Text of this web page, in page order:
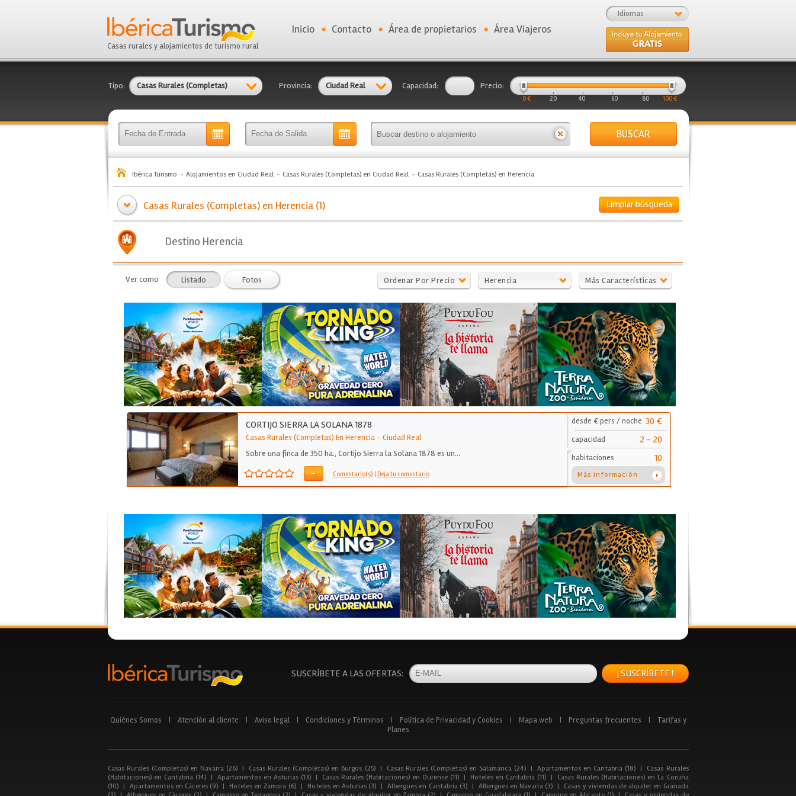
Casas rurales y alojamientos de turismo rural
Idiomas
Inicio Contacto Área de propietarios Área Viajeros
Tipo: Casas Rurales (Completas) Provincia: Ciudad Real Capacidad: Precio:
0 € 20 40 60 80 100 €
BUSCAR
Ibérica Turismo Alojamientos en Ciudad Real Casas Rurales (Completas) en Ciudad Real Casas Rurales (Completas) en Herencia
Limpiar búsqueda
Casas Rurales (Completas) en Herencia (1)
Destino Herencia
Ver como Listado Fotos Ordenar Por Precio Herencia Más Características
CORTIJO SIERRA LA SOLANA 1878
Casas Rurales (Completas) En Herencia- Ciudad Real
Sobre una finca de 350 ha., Cortijo Sierra la Solana 1878 es un…
- Comentario(s) | Deja tu comentario
desde € pers / noche 30 €
capacidad 2 - 20
habitaciones 10
Más información
SUSCRÍBETE A LAS OFERTAS: ¡ SUSCRÍBETE !
Quiénes Somos Atención al cliente Aviso legal Condiciones y Términos Política de Privacidad y Cookies Mapa web Preguntas frecuentes
Tarifas y
Planes
Casas Rurales (Completas) en Navarra (26) | Casas Rurales (Completas) en Burgos (25) | Casas Rurales (Completas) en Salamanca (24) | Apartamentos en Cantabria (18) |
Casas Rurales
(Habitaciones) en Cantabria (14)
| Apartamentos en Asturias (13) | Casas Rurales (Habitaciones) en Ourense (11) | Hoteles en Cantabria (11) |
Casas Rurales (Habitaciones) en La Coruña
(10)
| Apartamentos en Cáceres (9) | Hoteles en Zamora (6) | Hoteles en Asturias (3) | Albergues en Cantabria (3) | Albergues en Navarra (3) |
Casas y viviendas de alquiler en Granada